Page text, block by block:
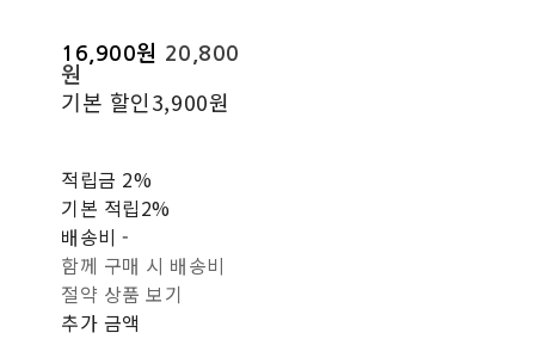
16,900원 20,800
원
기본 할인3,900원
적립금 2%
기본 적립2%
배송비-
함께 구매 시 배송비
절약 상품 보기
추가 금액